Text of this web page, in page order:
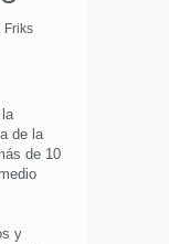
Friks
de la
de 10
y